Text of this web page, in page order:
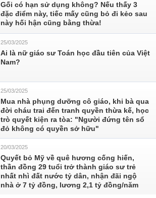
Gối có hạn sử dụng không? Nếu thấy 3
đặc điểm này, tiếc mấy cũng bỏ đi kẻo sau
này hối hận cũng bằng thừa!
25/03/2025
Ai là nữ giáo sư Toán học đầu tiên của Việt
Nam?
25/03/2025
Mua nhà phụng dưỡng cô giáo, khi bà qua
đời cháu trai đến tranh quyền thừa kế, học
trò quyết kiện ra tòa: "Người đứng tên sổ
đỏ không có quyền sở hữu"
20/03/2025
Quyết bỏ Mỹ về quê hương cống hiến,
thần đồng 29 tuổi trở thành giáo sư trẻ
nhất nhì đất nước tỷ dân, nhận đãi ngộ
nhà ở 7 tỷ đồng, lương 2,1 tỷ đồng/năm